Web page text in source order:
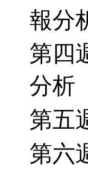
報分
第四
分析
第五
第